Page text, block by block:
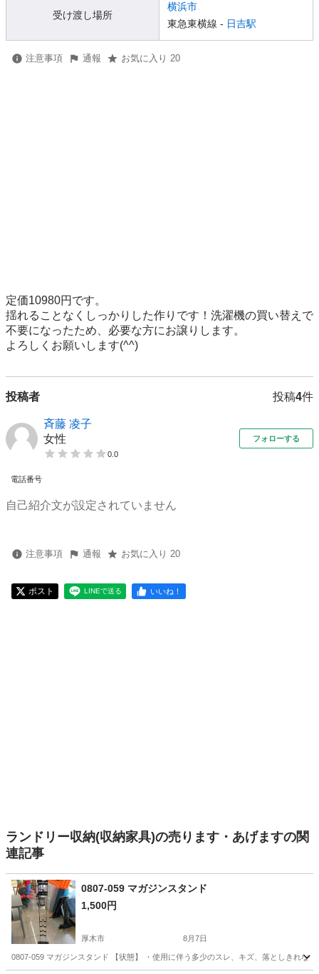
受け渡し場所
横浜市
東急東横線 - 日吉駅
注意事項 通報 お気に入り 20
定価10980円です。
揺れることなくしっかりした作りです！洗濯機の買い替えで
不要になったため、必要な方にお譲りします。
よろしくお願いします(^^)
投稿者 投稿4件
斉藤 凌子
女性
0.0
フォローする
電話番号
自己紹介文が設定されていません
注意事項 通報 お気に入り 20
ポスト LINEで送る いいね！
ランドリー収納(収納家具)の売ります・あげますの関
連記事
0807-059 マガジンスタンド
1,500円
厚木市 8月7日
0807-059 マガジンスタンド 【状態】 ・使用に伴う多少のスレ、キズ、落としきれ